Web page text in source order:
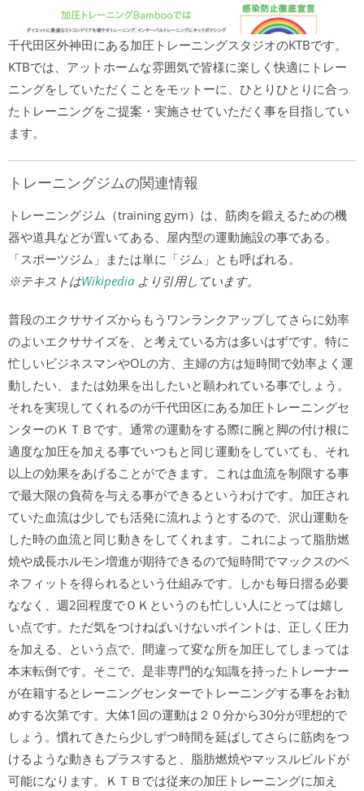
千代田区外神田にある加圧トレーニングスタジオのKTBです。
KTBでは、アットホームな雰囲気で皆様に楽しく快適にトレー
ニングをしていただくことをモットーに、ひとりひとりに合っ
たトレーニングをご提案・実施させていただく事を目指してい
ます。
トレーニングジムの関連情報
トレーニングジム（training gym）は、筋肉を鍛えるための機
器や道具などが置いてある、屋内型の運動施設の事である。
「スポーツジム」または単に「ジム」とも呼ばれる。
※テキストはWikipedia より引用しています。
普段のエクササイズからもうワンランクアップしてさらに効率
のよいエクササイズを、と考えている方は多いはずです。特に
忙しいビジネスマンやOLの方、主婦の方は短時間で効率よく運
動したい、または効果を出したいと願われている事でしょう。
それを実現してくれるのが千代田区にある加圧トレーニングセ
ンターのＫＴＢです。通常の運動をする際に腕と脚の付け根に
適度な加圧を加える事でいつもと同じ運動をしていても、それ
以上の効果をあげることができます。これは血流を制限する事
で最大限の負荷を与える事ができるというわけです。加圧され
ていた血流は少しでも活発に流れようとするので、沢山運動を
した時の血流と同じ動きをしてくれます。これによって脂肪燃
焼や成長ホルモン増進が期待できるので短時間でマックスのベ
ネフィットを得られるという仕組みです。しかも毎日摺る必要
ななく、週2回程度でＯＫというのも忙しい人にとっては嬉し
い点です。ただ気をつけねばいけないポイントは、正しく圧力
を加える、という点で、間違って変な所を加圧してしまっては
本末転倒です。そこで、是非専門的な知識を持ったトレーナー
が在籍するとレーニングセンターでトレーニングする事をお勧
めする次第です。大体1回の運動は２０分から30分が理想的で
しょう。慣れてきたら少しずつ時間を延ばしてさらに筋肉をつ
けるような動きもプラスすると、脂肪燃焼やマッスルビルドが
可能になります。ＫＴＢでは従来の加圧トレーニングに加え